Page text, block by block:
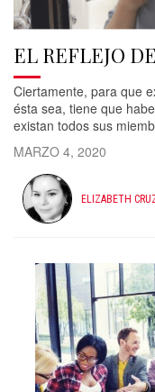
EL REFLEJO
Ciertamente, para que
ésta sea, tiene que
existan todos sus
MARZO 4, 2020
ELIZABETH